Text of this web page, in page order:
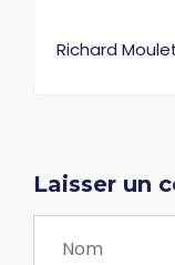
Richard
Laisser un